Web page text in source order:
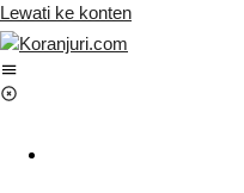
Lewati ke konten